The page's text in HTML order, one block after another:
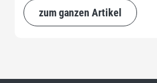
zum ganzen Artikel